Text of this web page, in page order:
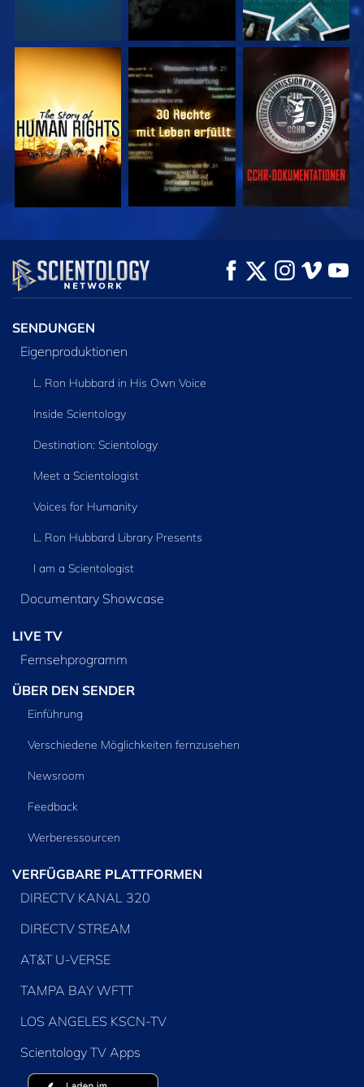
ANSEHEN ANSEHEN ANSEHEN
ANSEHEN
SERIE
ENTDECKEN
SENDUNGEN
Eigenproduktionen
L. Ron Hubbard in His Own Voice
Inside Scientology
Destination: Scientology
Meet a Scientologist
Voices for Humanity
L. Ron Hubbard Library Presents
I am a Scientologist
Documentary Showcase
LIVE TV
Fernsehprogramm
ÜBER DEN SENDER
Einführung
Verschiedene Möglichkeiten fernzusehen
Newsroom
Feedback
Werberessourcen
VERFÜGBARE PLATTFORMEN
DIRECTV KANAL 320
DIRECTV STREAM
AT&T U-VERSE
TAMPA BAY WFTT
LOS ANGELES KSCN-TV
Scientology TV Apps